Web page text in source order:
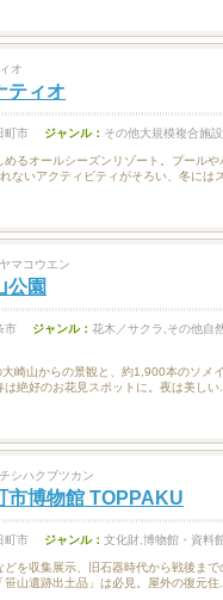
オ
ティオ
町市 ジャンル： その他大規模複合施
めるオールシーズンリゾート。プール
ないアクティビティがそろい、冬には
マコウエン
公園
市 ジャンル： 花木／サクラ,その他自
崎山からの景観と、約1,900本のソメ
は絶好のお花見スポットに。夜は美しい
シハクブツカン
市博物館 TOPPAKU
町市 ジャンル： 文化財,博物館・資料
どを収集展示、旧石器時代から戦後ま
笹山遺跡出土品」は必見。屋外の復元住